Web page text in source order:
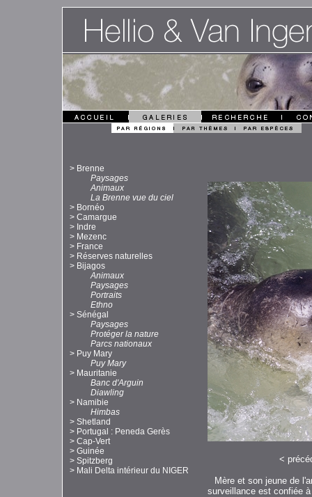
> Brenne
Paysages
Animaux
La Brenne vue du ciel
> Bornéo
> Camargue
> Indre
> Mezenc
> France
> Réserves naturelles
> Bijagos
Animaux
Paysages
Portraits
Ethno
> Sénégal
Paysages
Protéger la nature
Parcs nationaux
> Puy Mary
Puy Mary
> Mauritanie
Banc d'Arguin
Diawling
> Namibie
Himbas
> Shetland
> Portugal : Peneda Gerès
> Cap-Vert
> Guinée
> Spitzberg
> Mali Delta intérieur du NIGER
<
Mère et son jeune de
surveillance est confiée